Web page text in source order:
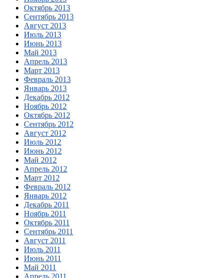
Октябрь 2013
Сентябрь 2013
Август 2013
Июль 2013
Июнь 2013
Май 2013
Апрель 2013
Март 2013
Февраль 2013
Январь 2013
Декабрь 2012
Ноябрь 2012
Октябрь 2012
Сентябрь 2012
Август 2012
Июль 2012
Июнь 2012
Май 2012
Апрель 2012
Март 2012
Февраль 2012
Январь 2012
Декабрь 2011
Ноябрь 2011
Октябрь 2011
Сентябрь 2011
Август 2011
Июль 2011
Июнь 2011
Май 2011
Апрель 2011